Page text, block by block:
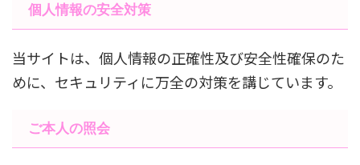
個人情報の安全対策
当サイトは、個人情報の正確性及び安全性確保のた
めに、セキュリティに万全の対策を講じています。
ご本人の照会